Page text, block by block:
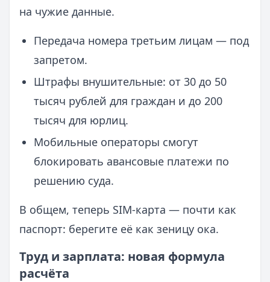
на чужие данные.
Передача номера третьим лицам — под
запретом.
Штрафы внушительные: от 30 до 50
тысяч рублей для граждан и до 200
тысяч для юрлиц.
Мобильные операторы смогут
блокировать авансовые платежи по
решению суда.
В общем, теперь SIM-карта — почти как
паспорт: берегите её как зеницу ока.
Труд и зарплата: новая формула
расчёта